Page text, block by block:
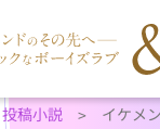
投稿小説 イケメ